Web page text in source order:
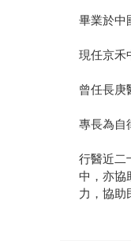
畢業於中
現任京禾
曾任長庚
專長為自
行醫近二
中，亦協
力，協助